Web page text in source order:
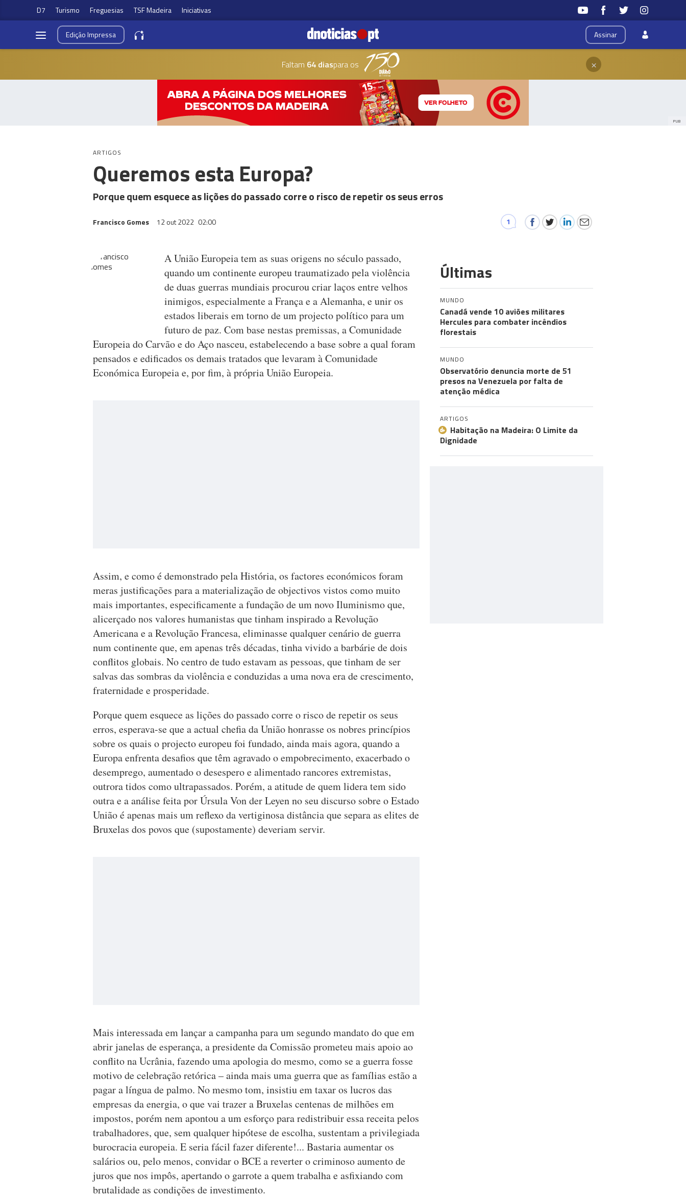
D7 Turismo Freguesias TSF Madeira Iniciativas
Assinar
EdiçãoImpressa
Faltam 64 diaspara os ×
PUB
ARTIGOS
Queremos esta Europa?
Porque quem esquece as lições do passado corre o risco de repetir os seus erros
Francisco Gomes 12 out 2022 02:00 1
A União Europeia tem as suas origens no século passado,
quando um continente europeu traumatizado pela violência
de duas guerras mundiais procurou criar laços entre velhos
inimigos, especialmente a França e a Alemanha, e unir os
estados liberais em torno de um projecto político para um
futuro de paz. Com base nestas premissas, a Comunidade
Europeia do Carvão e do Aço nasceu, estabelecendo a base sobre a qual foram
pensados e edificados os demais tratados que levaram à Comunidade
Económica Europeia e, por fim, à própria União Europeia.
Assim, e como é demonstrado pela História, os factores económicos foram
meras justificações para a materialização de objectivos vistos como muito
mais importantes, especificamente a fundação de um novo Iluminismo que,
alicerçado nos valores humanistas que tinham inspirado a Revolução
Americana e a Revolução Francesa, eliminasse qualquer cenário de guerra
num continente que, em apenas três décadas, tinha vivido a barbárie de dois
conflitos globais. No centro de tudo estavam as pessoas, que tinham de ser
salvas das sombras da violência e conduzidas a uma nova era de crescimento,
fraternidade e prosperidade.
Porque quem esquece as lições do passado corre o risco de repetir os seus
erros, esperava-se que a actual chefia da União honrasse os nobres princípios
sobre os quais o projecto europeu foi fundado, ainda mais agora, quando a
Europa enfrenta desafios que têm agravado o empobrecimento, exacerbado o
desemprego, aumentado o desespero e alimentado rancores extremistas,
outrora tidos como ultrapassados. Porém, a atitude de quem lidera tem sido
outra e a análise feita por Úrsula Von der Leyen no seu discurso sobre o Estado
União é apenas mais um reflexo da vertiginosa distância que separa as elites de
Bruxelas dos povos que (supostamente) deveriam servir.
Mais interessada em lançar a campanha para um segundo mandato do que em
abrir janelas de esperança, a presidente da Comissão prometeu mais apoio ao
conflito na Ucrânia, fazendo uma apologia do mesmo, como se a guerra fosse
motivo de celebração retórica – ainda mais uma guerra que as famílias estão a
pagar a língua de palmo. No mesmo tom, insistiu em taxar os lucros das
empresas da energia, o que vai trazer a Bruxelas centenas de milhões em
impostos, porém nem apontou a um esforço para redistribuir essa receita pelos
trabalhadores, que, sem qualquer hipótese de escolha, sustentam a privilegiada
burocracia europeia. E seria fácil fazer diferente!... Bastaria aumentar os
salários ou, pelo menos, convidar o BCE a reverter o criminoso aumento de
juros que nos impôs, apertando o garrote a quem trabalha e asfixiando com
brutalidade as condições de investimento.
Últimas
MUNDO
Canadá vende 10 aviões militares
Hercules para combater incêndios
florestais
MUNDO
Observatório denuncia morte de 51
presos na Venezuela por falta de
atenção médica
ARTIGOS
Habitação na Madeira: O Limite da
Dignidade